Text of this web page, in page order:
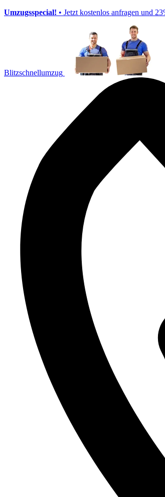
Umzugsspecial! • Jetzt kostenlos anfragen und
Blitzschnellumzug